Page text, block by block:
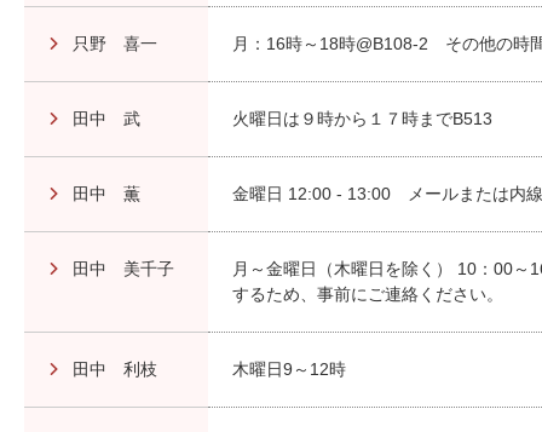
只野 喜一 月：16時～18時@B108-2 その他の時
田中 武 火曜日は９時から１７時までB513
田中 薫 金曜日 12:00 - 13:00 メールまたは内
田中 美千子
月～金曜日（木曜日を除く） 10：00
するため、事前にご連絡ください。
田中 利枝 木曜日9～12時